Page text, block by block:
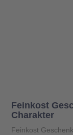
Feinkost
Charakter
Feinkost